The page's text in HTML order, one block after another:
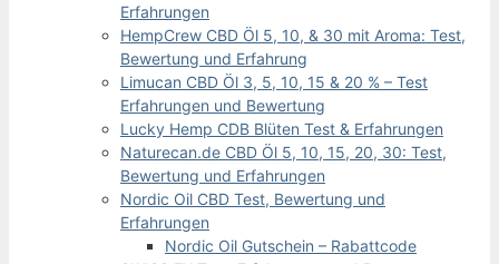
Erfahrungen
HempCrew CBD Öl 5, 10, & 30 mit Aroma: Test,
Bewertung und Erfahrung
Limucan CBD Öl 3, 5, 10, 15 & 20 % – Test
Erfahrungen und Bewertung
Lucky Hemp CDB Blüten Test & Erfahrungen
Naturecan.de CBD Öl 5, 10, 15, 20, 30: Test,
Bewertung und Erfahrungen
Nordic Oil CBD Test, Bewertung und
Erfahrungen
Nordic Oil Gutschein – Rabattcode